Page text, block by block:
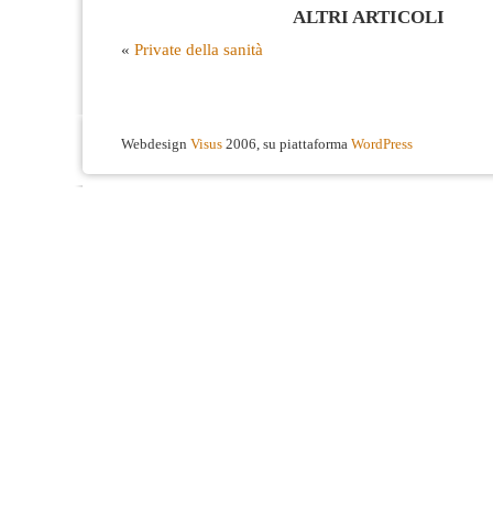
ALTRI ARTICOLI
« Private della sanità
Webdesign Visus 2006, su piattaforma WordPress